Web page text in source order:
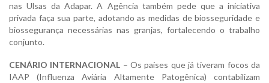
nas Ulsas da Adapar. A Agência também pede que a iniciativa
privada faça sua parte, adotando as medidas de biosseguridade e
biossegurança necessárias nas granjas, fortalecendo o trabalho
conjunto.
CENÁRIO INTERNACIONAL – Os países que já tiveram focos da
IAAP (Influenza Aviária Altamente Patogênica) contabilizam